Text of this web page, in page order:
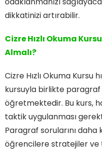
dikkatinizi artırabilir.
Cizre Hızlı Okuma
Almalı?
Cizre Hızlı Okuma Kursu
kursuyla birlikte
öğretmektedir. Bu kurs,
taktik uygulanması
Paragraf sorularını daha
öğrencilere stratejiler ve